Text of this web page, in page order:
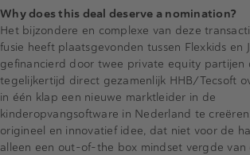
Why does this deal deserve a nomination?
Het bijzondere en complexe van deze
fusie heeft plaatsgevonden tussen Flexkids en
gefinancierd door twee private equity partijen
tegelijkertijd direct gezamenlijk HHB/Tecsoft
in één klap een nieuwe marktleider in de
kinderopvangsoftware in Nederland te
origineel en innovatief idee, dat niet voor de
alleen een out-of-the box mindset vergde van